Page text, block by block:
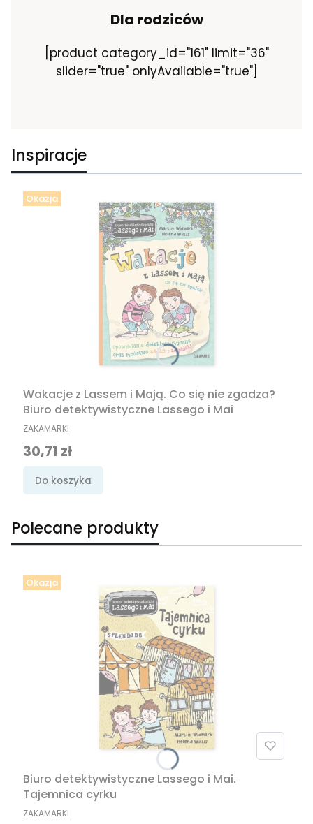
Dla rodziców
[product category_id="161" limit="36"
slider="true" onlyAvailable="true"]
Inspiracje
Okazja
Wakacje z Lassem i Mają. Co się nie zgadza?
Biuro detektywistyczne Lassego i Mai
PRODUCENT
ZAKAMARKI
Cena promocyjna
30,71 zł
Do koszyka
Polecane produkty
Okazja
Biuro detektywistyczne Lassego i Mai.
Tajemnica cyrku
PRODUCENT
ZAKAMARKI